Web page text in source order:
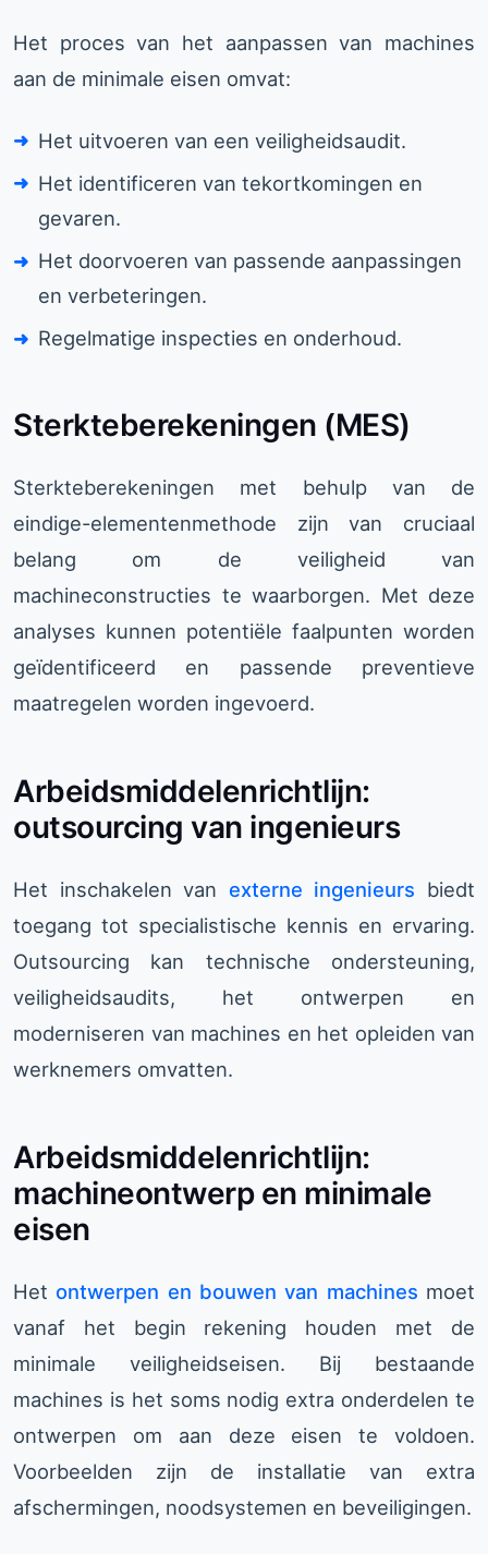
Het proces van het aanpassen van machines
aan de minimale eisen omvat:
Het uitvoeren van een veiligheidsaudit.
Het identificeren van tekortkomingen en
gevaren.
Het doorvoeren van passende aanpassingen
en verbeteringen.
Regelmatige inspecties en onderhoud.
Sterkteberekeningen (MES)
Sterkteberekeningen met behulp van de
eindige-elementenmethode zijn van cruciaal
belang om de veiligheid van
machineconstructies te waarborgen. Met deze
analyses kunnen potentiële faalpunten worden
geïdentificeerd en passende preventieve
maatregelen worden ingevoerd.
Arbeidsmiddelenrichtlijn:
outsourcing van ingenieurs
Het inschakelen van externe ingenieurs biedt
toegang tot specialistische kennis en ervaring.
Outsourcing kan technische ondersteuning,
veiligheidsaudits, het ontwerpen en
moderniseren van machines en het opleiden van
werknemers omvatten.
Arbeidsmiddelenrichtlijn:
machineontwerp en minimale
eisen
Het ontwerpen en bouwen van machines moet
vanaf het begin rekening houden met de
minimale veiligheidseisen. Bij bestaande
machines is het soms nodig extra onderdelen te
ontwerpen om aan deze eisen te voldoen.
Voorbeelden zijn de installatie van extra
afschermingen, noodsystemen en beveiligingen.